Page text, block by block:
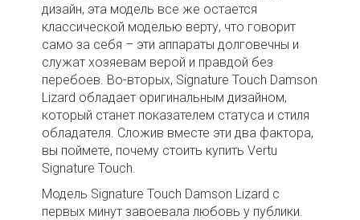
дизайн, эта модель все же остается
классической моделью верту, что говорит
само за себя – эти аппараты долговечны и
служат хозяевам верой и правдой без
перебоев. Во-вторых, Signature Touch Damson
Lizard обладает оригинальным дизайном,
который станет показателем статуса и стиля
обладателя. Сложив вместе эти два фактора,
вы поймете, почему стоить купить Vertu
Signature Touch.
Модель Signature Touch Damson Lizard с
первых минут завоевала любовь у публики.